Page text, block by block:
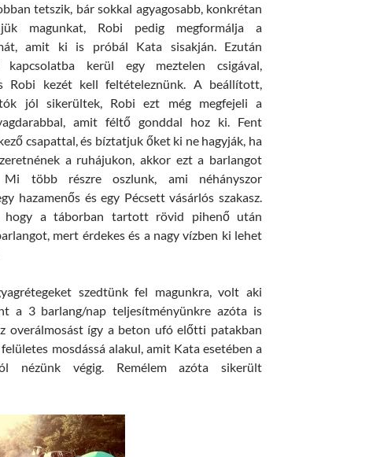
tetszik, bár sokkal agyagosabb, konkrétan
magunkat, Robi pedig megformálja a
amit ki is próbál Kata sisakján. Ezután
kapcsolatba kerül egy meztelen csigával,
Robi kezét kell feltételeznünk. A beállított,
jól sikerültek, Robi ezt még megfejeli a
amit féltő gonddal hoz ki. Fent
csapattal, és bíztatjuk őket ki ne hagyják, ha
a ruhájukon, akkor ezt a barlangot
több részre oszlunk, ami néhányszor
hazamenős és egy Pécsett vásárlós szakasz.
hogy a táborban tartott rövid pihenő után
mert érdekes és a nagy vízben ki lehet
szedtünk fel magunkra, volt aki
a 3 barlang/nap teljesítményünkre azóta is
overálmosást így a beton ufó előtti patakban
mosdássá alakul, amit Kata esetében a
nézünk végig. Remélem azóta sikerült